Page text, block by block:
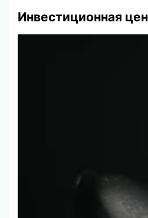
Инвестиционная